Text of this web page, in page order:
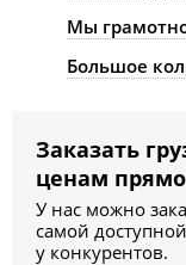
Мы
Большое
Заказать
ценам
У нас можно
самой
у конкурентов.